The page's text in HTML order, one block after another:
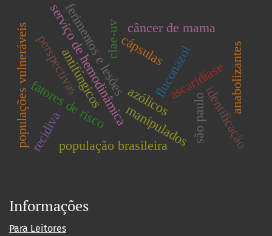
serviço de hemodinâmicacápsulas
ferimentos e lesões
clae-uv
azólicos
fluconazol
antifúngicos
manipulados
população brasileira
fatores de risco
câncer de mama
perspectivas ascaridíase
populações vulneráveis identificação
anabolizantes
são paulo
recidiva
Informações
Para Leitores